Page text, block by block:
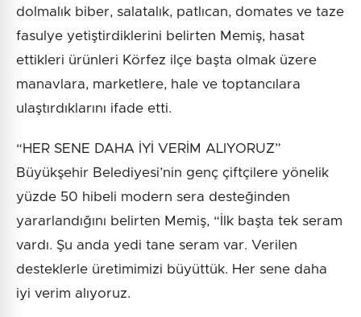
dolmalık biber, salatalık, patlıcan, domates ve taze
fasulye yetiştirdiklerini belirten Memiş, hasat
ettikleri ürünleri Körfez ilçe başta olmak üzere
manavlara, marketlere, hale ve toptancılara
ulaştırdıklarını ifade etti.
“HER SENE DAHA İYİ VERİM ALIYORUZ”
Büyükşehir Belediyesi’nin genç çiftçilere yönelik
yüzde 50 hibeli modern sera desteğinden
yararlandığını belirten Memiş, “İlk başta tek seram
vardı. Şu anda yedi tane seram var. Verilen
desteklerle üretimimizi büyüttük. Her sene daha
iyi verim alıyoruz.